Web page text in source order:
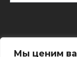
Мы ценим